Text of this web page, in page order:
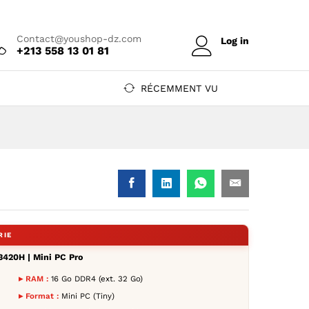
Contact@youshop-dz.com
+213 558 13 01 81
Log in
RÉCEMMENT VU
DZ
YouShop DZ
— YouShop DZ
PC Pro — YouShop DZ
| Mini PC Pro — YouShop DZ
13420H | Mini PC Pro — YouShop DZ
i5-13420H | Mini PC Pro — YouShop DZ
dos | Mini PC Pro
▸ RAM : 16 Go DDR4 (ext. 32 Go)
▸ Format : Mini PC (Tiny)